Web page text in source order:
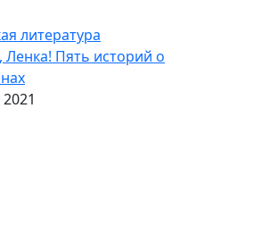
литература
Пять историй о
2021